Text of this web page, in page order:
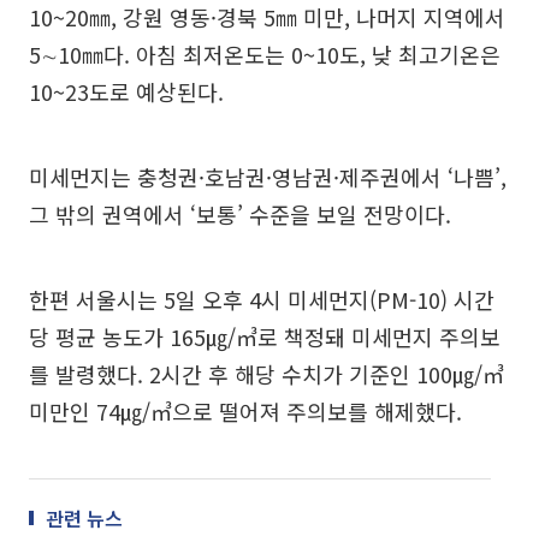
10~20㎜, 강원 영동·경북 5㎜ 미만, 나머지 지역에서
5∼10㎜다. 아침 최저온도는 0~10도, 낮 최고기온은
10~23도로 예상된다.
미세먼지는 충청권·호남권·영남권·제주권에서 ‘나쁨’,
그 밖의 권역에서 ‘보통’ 수준을 보일 전망이다.
한편 서울시는 5일 오후 4시 미세먼지(PM-10) 시간
당 평균 농도가 165㎍/㎥로 책정돼 미세먼지 주의보
를 발령했다. 2시간 후 해당 수치가 기준인 100㎍/㎥
미만인 74㎍/㎥으로 떨어져 주의보를 해제했다.
관련 뉴스